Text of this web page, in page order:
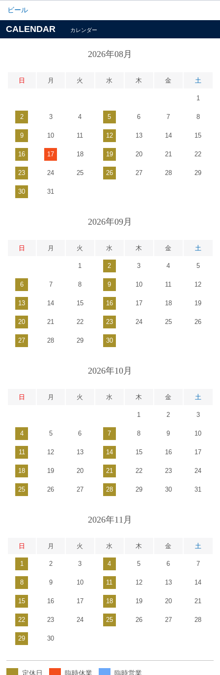
ビール
CALENDAR カレンダー
2026年08月
日 月 火 水 木 金 土
1
2 3 4 5 6 7 8
9 10 11 12 13 14 15
16 17 18 19 20 21 22
23 24 25 26 27 28 29
30 31
2026年09月
日 月 火 水 木 金 土
1 2 3 4 5
6 7 8 9 10 11 12
13 14 15 16 17 18 19
20 21 22 23 24 25 26
27 28 29 30
2026年10月
日 月 火 水 木 金 土
1 2 3
4 5 6 7 8 9 10
11 12 13 14 15 16 17
18 19 20 21 22 23 24
25 26 27 28 29 30 31
2026年11月
日 月 火 水 木 金 土
1 2 3 4 5 6 7
8 9 10 11 12 13 14
15 16 17 18 19 20 21
22 23 24 25 26 27 28
29 30
定休日 臨時休業 臨時営業